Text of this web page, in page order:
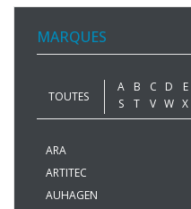
MARQUES
TOUTES
A B C D E
S
T V W X
ARA
ARTITEC
AUHAGEN